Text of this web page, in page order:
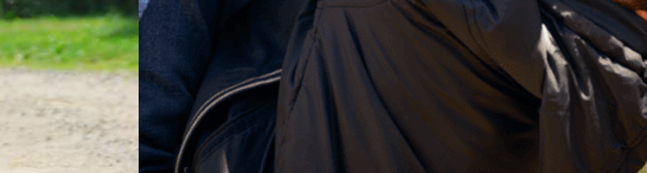
Nouveau client ? Créez votre compte